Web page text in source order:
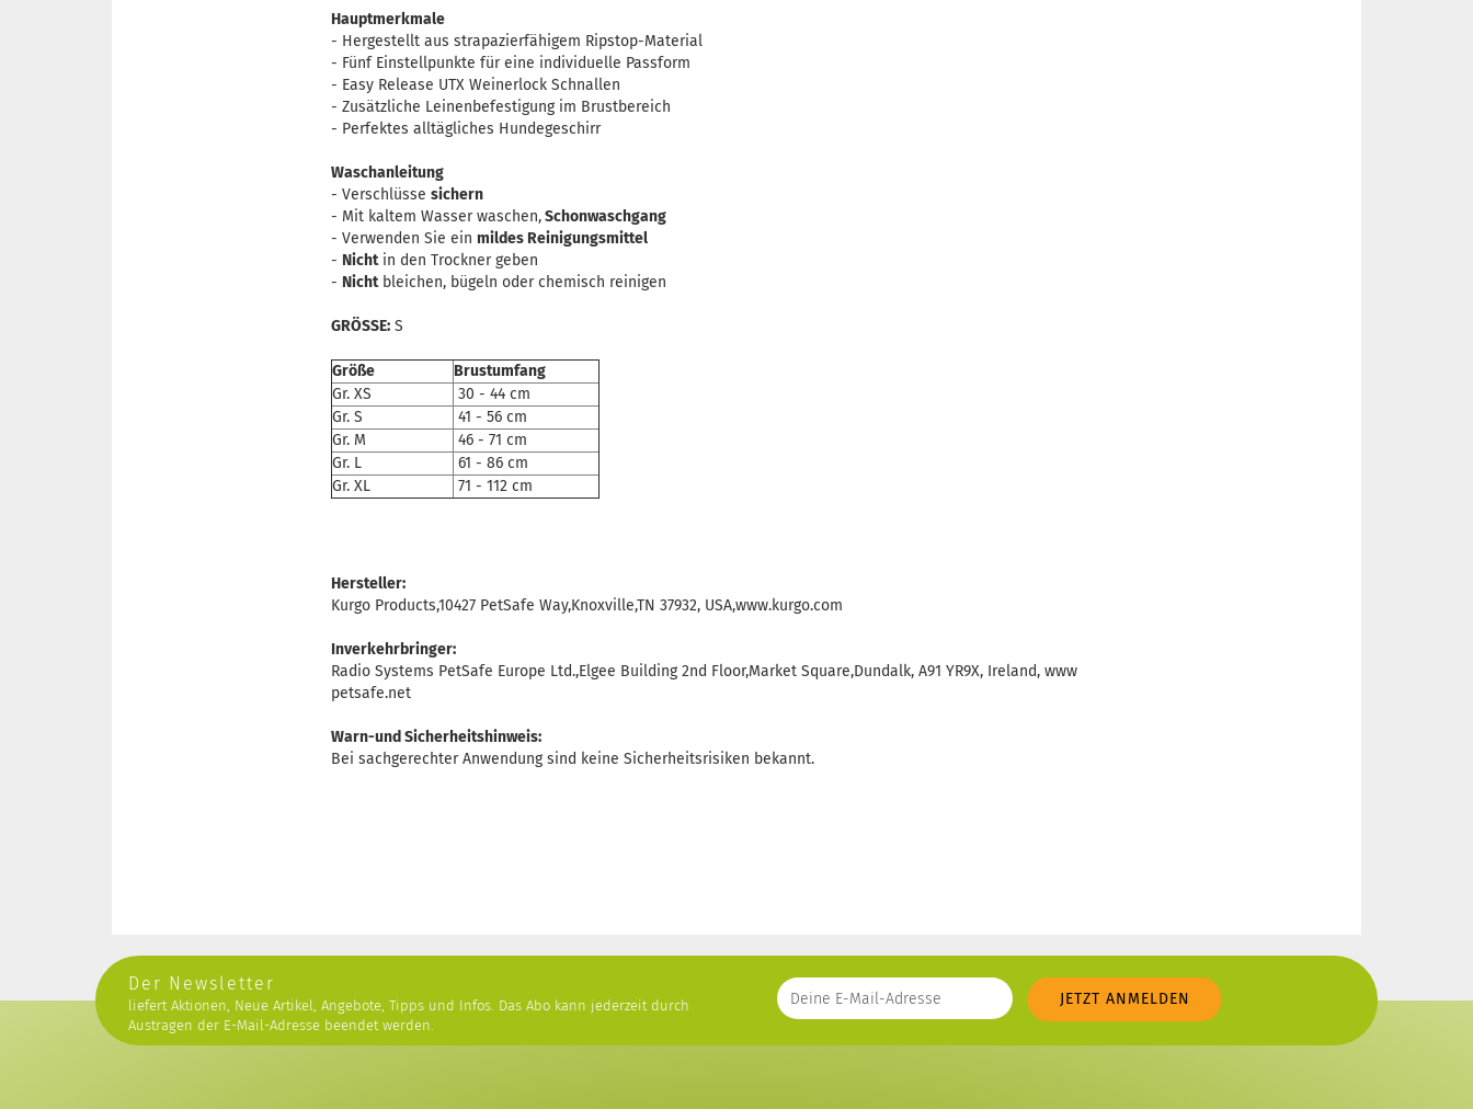
Hauptmerkmale
- Hergestellt aus strapazierfähigem Ripstop-Material
- Fünf Einstellpunkte für eine individuelle Passform
- Easy Release UTX Weinerlock Schnallen
- Zusätzliche Leinenbefestigung im Brustbereich
- Perfektes alltägliches Hundegeschirr
Waschanleitung
- Verschlüsse sichern
- Mit kaltem Wasser waschen,Schonwaschgang
- Verwenden Sie ein mildes Reinigungsmittel
- Nichtin den Trockner geben
- Nichtbleichen, bügeln oder chemisch reinigen
GRÖSSE: S
Größe
Brustumfang
Gr. XS
30 - 44 cm
Gr. S
41 - 56 cm
Gr. M
46 - 71 cm
Gr. L
61 - 86 cm
Gr. XL
71 - 112 cm
Hersteller:
Kurgo Products,10427 PetSafe Way,Knoxville,TN 37932, USA,www.kurgo.com
Inverkehrbringer:
Radio Systems PetSafe Europe Ltd.,Elgee Building 2nd Floor,Market Square,Dundalk, A91 YR9X, Ireland, www
petsafe.net
Warn-und Sicherheitshinweis:
Bei sachgerechter Anwendung sind keine Sicherheitsrisiken bekannt.
Der Newsletter
liefert Aktionen, Neue Artikel, Angebote, Tipps und Infos. Das Abo kann jederzeit durch
Austragen der E-Mail-Adresse beendet werden.